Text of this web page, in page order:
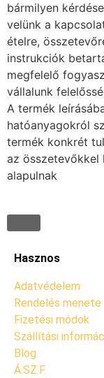
bármilyen
velünk a
ételre,
instrukciók
megfelelő
vállalunk
A termék
hatóanyagokról
termék konkrét
az összetevőkkel
alapulnak
Hasznos
Adatvédelem
Rendelés menete
Fizetési módok
Szállítási
Blog
Á.SZ.F.